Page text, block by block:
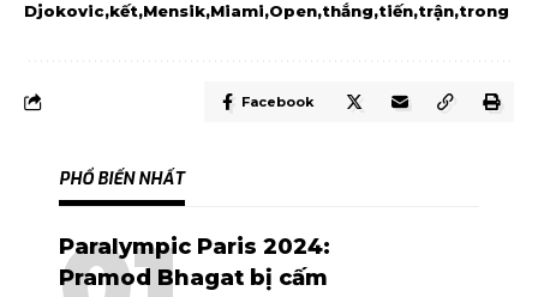
Djokovic kết Mensik Miami Open thắng tiến trận trong
Facebook
PHỔ BIẾN NHẤT
Paralympic Paris 2024:
Pramod Bhagat bị cấm